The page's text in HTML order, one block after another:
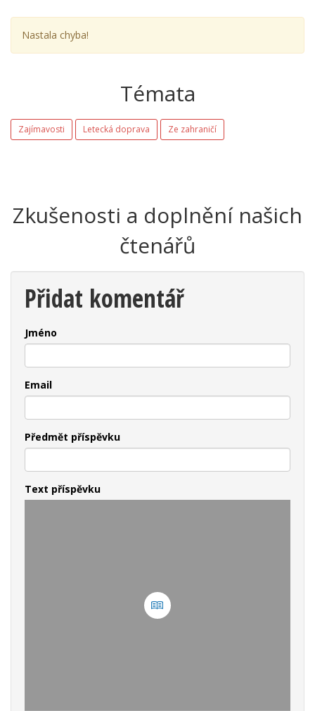
Nastala chyba!
Témata
Zajímavosti Letecká doprava Ze zahraničí
Zkušenosti a doplnění našich
čtenářů
Přidat komentář
Jméno
Email
Předmět příspěvku
Text příspěvku